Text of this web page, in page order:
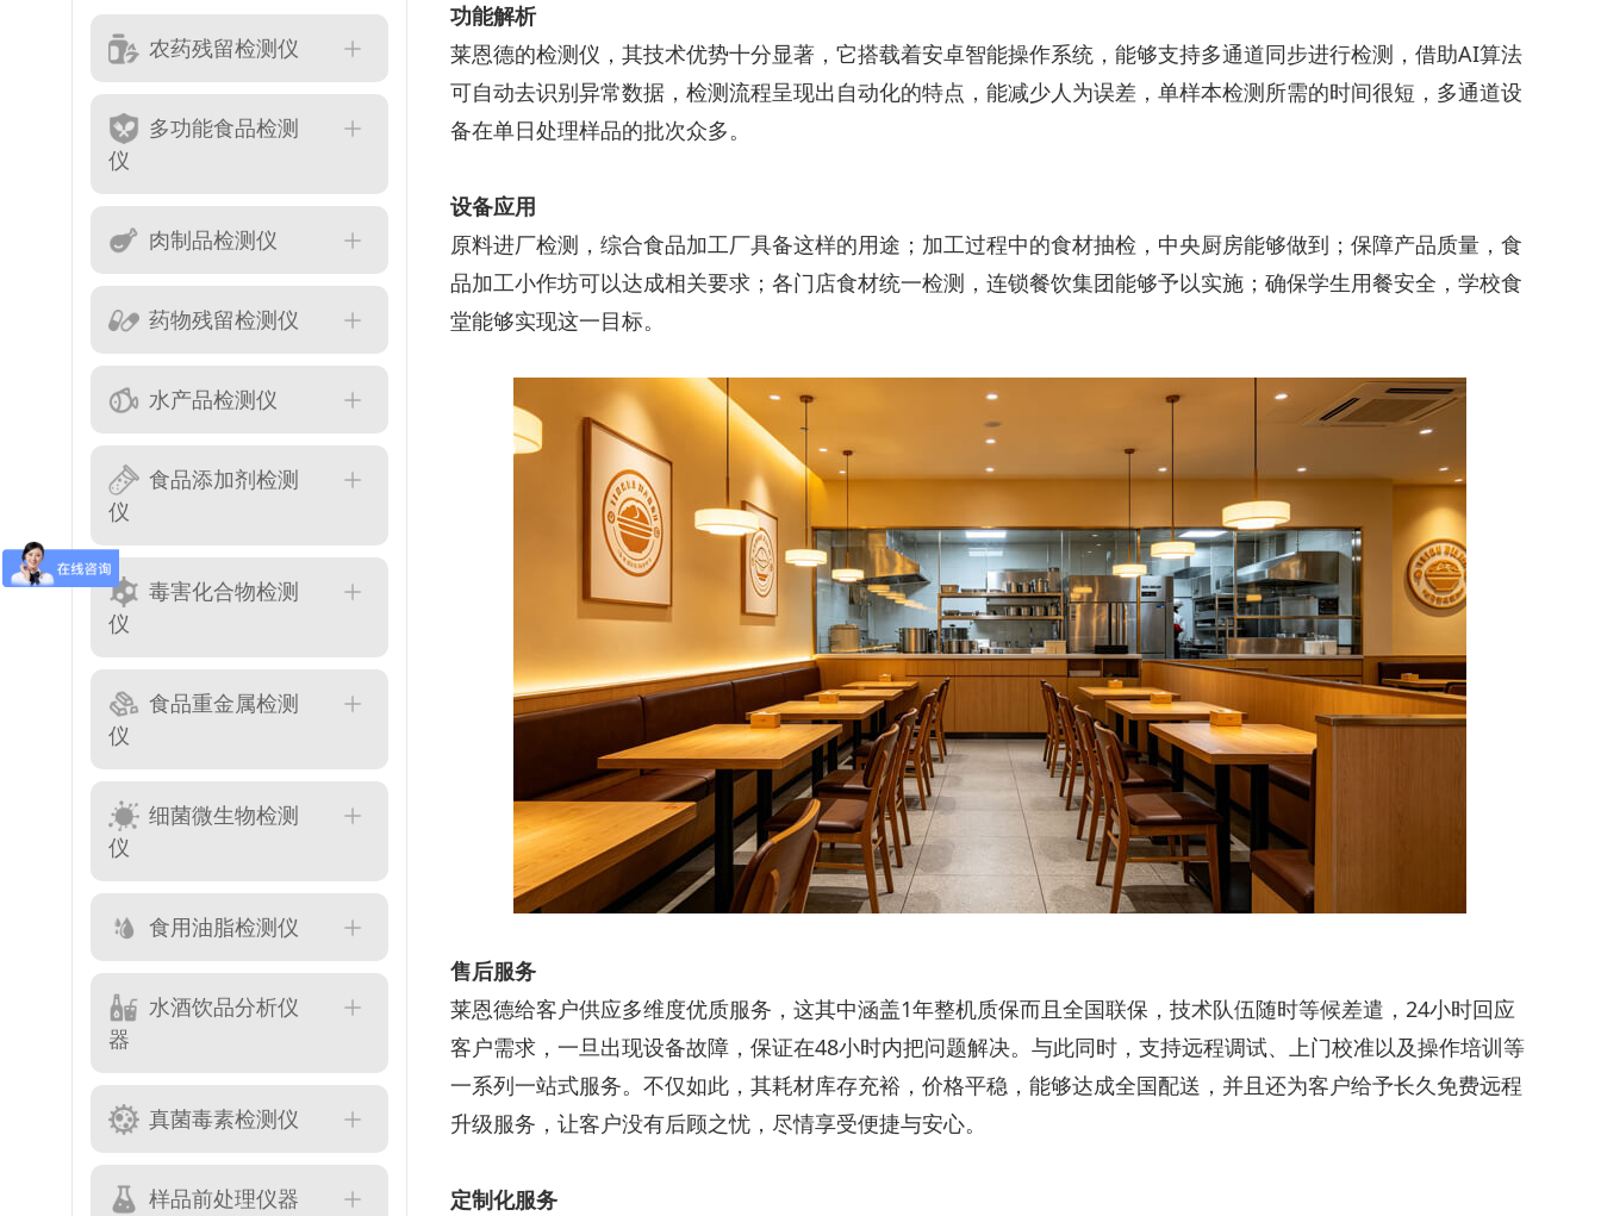
农药残留检测仪
多功能食品检测
仪
肉制品检测仪
药物残留检测仪
水产品检测仪
食品添加剂检测
仪
毒害化合物检测
仪
食品重金属检测
仪
细菌微生物检测
仪
食用油脂检测仪
水酒饮品分析仪
器
真菌毒素检测仪
样品前处理仪器
功能解析
莱恩德的检测仪，其技术优势十分显著，它搭载着安卓智能操作系统，能够支持多通道同步进行检测，借助AI算法
可自动去识别异常数据，检测流程呈现出自动化的特点，能减少人为误差，单样本检测所需的时间很短，多通道设
备在单日处理样品的批次众多。
设备应用
原料进厂检测，综合食品加工厂具备这样的用途；加工过程中的食材抽检，中央厨房能够做到；保障产品质量，食
品加工小作坊可以达成相关要求；各门店食材统一检测，连锁餐饮集团能够予以实施；确保学生用餐安全，学校食
堂能够实现这一目标。
售后服务
莱恩德给客户供应多维度优质服务，这其中涵盖1年整机质保而且全国联保，技术队伍随时等候差遣，24小时回应
客户需求，一旦出现设备故障，保证在48小时内把问题解决。与此同时，支持远程调试、上门校准以及操作培训等
一系列一站式服务。不仅如此，其耗材库存充裕，价格平稳，能够达成全国配送，并且还为客户给予长久免费远程
升级服务，让客户没有后顾之忧，尽情享受便捷与安心。
定制化服务